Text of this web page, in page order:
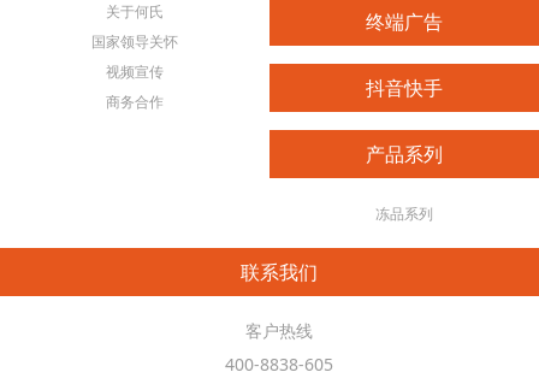
关于何氏
国家领导关怀
视频宣传
商务合作
终端广告
抖音快手
产品系列
冻品系列
联系我们
客户热线
400-8838-605